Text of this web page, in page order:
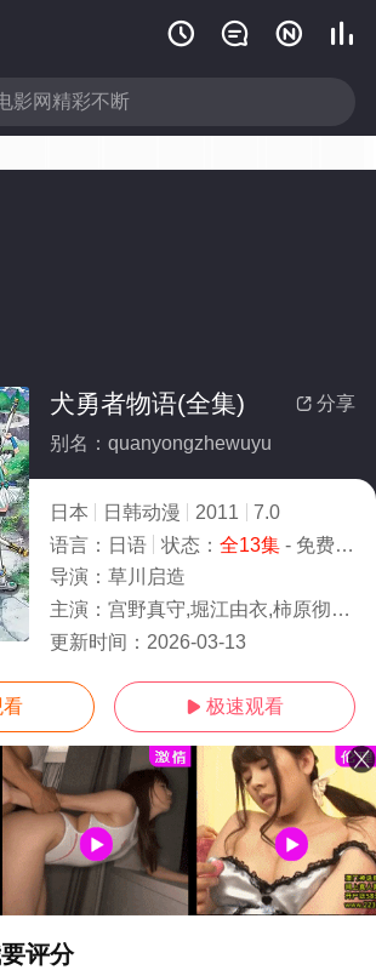
   
 分享
犬勇者物语(全集)
别名：quanyongzhewuyu
日本 日韩动漫 2011
7.0
语言： 日语 状态： 全13集- 免费在线观看
导演： 草川启造
主演： 宫野真守,堀江由衣,柿原彻也,水树奈奈,竹达彩奈,小清水亚美
更新时间： 2026-03-13
看  极速观看
评分